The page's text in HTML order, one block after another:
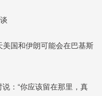
国和伊朗可能会在巴基斯
：“你应该留在那里，真